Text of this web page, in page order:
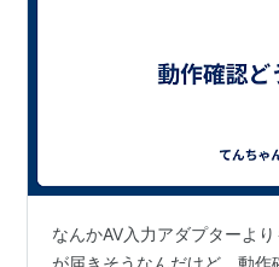
なんかAV入力アダプターよ
が届きそうなんだけど、動